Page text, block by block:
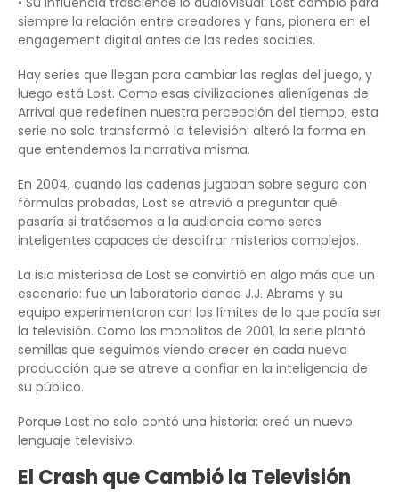
siempre la relación entre creadores y fans, pionera en el
engagement digital antes de las redes sociales.
Hay series que llegan para cambiar las reglas del juego, y
luego está Lost. Como esas civilizaciones alienígenas de
Arrival que redefinen nuestra percepción del tiempo, esta
serie no solo transformó la televisión: alteró la forma en
que entendemos la narrativa misma.
En 2004, cuando las cadenas jugaban sobre seguro con
fórmulas probadas, Lost se atrevió a preguntar qué
pasaría si tratásemos a la audiencia como seres
inteligentes capaces de descifrar misterios complejos.
La isla misteriosa de Lost se convirtió en algo más que un
escenario: fue un laboratorio donde J.J. Abrams y su
equipo experimentaron con los límites de lo que podía ser
la televisión. Como los monolitos de 2001, la serie plantó
semillas que seguimos viendo crecer en cada nueva
producción que se atreve a confiar en la inteligencia de
su público.
Porque Lost no solo contó una historia; creó un nuevo
lenguaje televisivo.
El Crash que Cambió la Televisión